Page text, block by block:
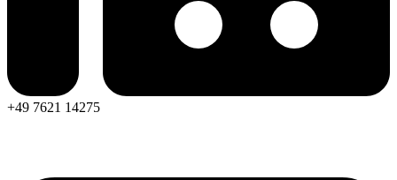
+49 7621 14275